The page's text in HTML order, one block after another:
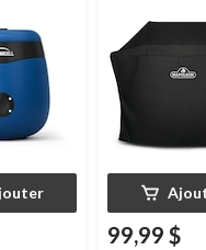
barbecues
moyenne, 25
52 po la X 48
noir
99,99 $